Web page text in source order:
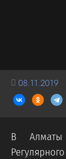
08.11.2019
В